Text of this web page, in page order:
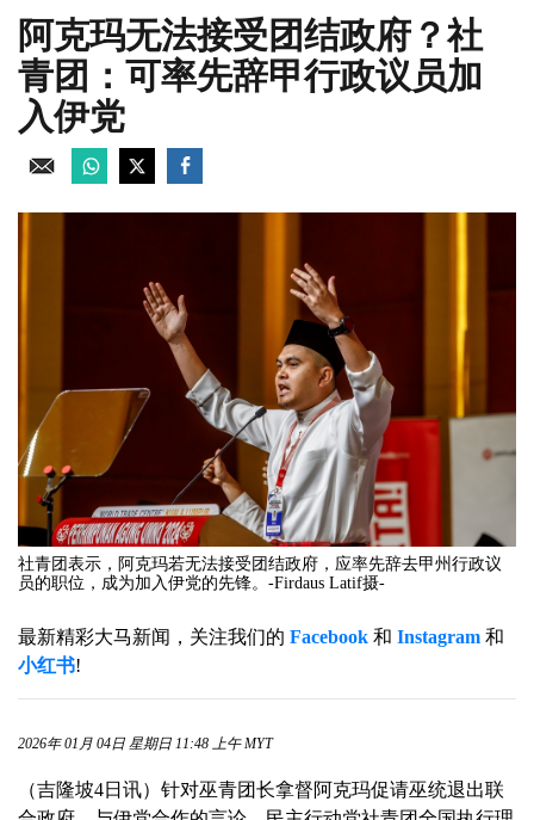
阿克玛无法接受团结政府？社
青团：可率先辞甲行政议员加
入伊党
社青团表示，阿克玛若无法接受团结政府，应率先辞去甲州行政议
员的职位，成为加入伊党的先锋。-Firdaus Latif摄-
最新精彩大马新闻，关注我们的 Facebook 和 Instagram 和
小红书!
2026年 01月 04日 星期日 11:48 上午 MYT
（吉隆坡4日讯）针对巫青团长拿督阿克玛促请巫统退出联